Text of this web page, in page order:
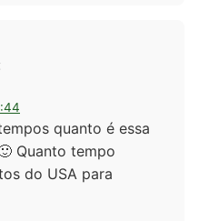
quanto é essa
Quanto tempo
do USA para